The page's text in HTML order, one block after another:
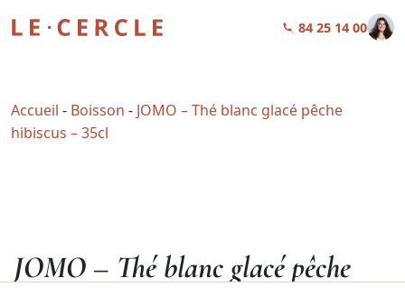
01 84 25 14 00
Accueil - Boisson - JOMO – Thé blanc glacé pêche
hibiscus – 35cl
JOMO – Thé blanc glacé pêche